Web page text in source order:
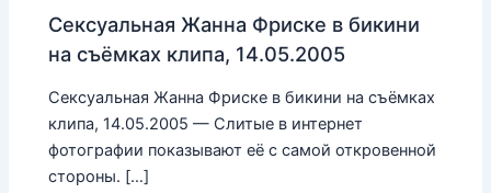
Сексуальная Жанна Фриске в бикини
на съёмках клипа, 14.05.2005
Сексуальная Жанна Фриске в бикини на съёмках
клипа, 14.05.2005 — Слитые в интернет
фотографии показывают её с самой откровенной
стороны. […]